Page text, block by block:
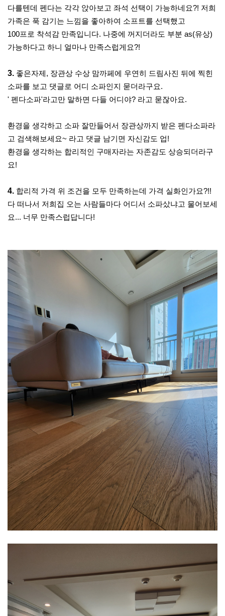
다를텐데 펜다는 각각 앉아보고 좌석 선택이 가능하네요?! 저희
가족은 푹 감기는 느낌을 좋아하여 소프트를 선택했고
100프로 착석감 만족입니다. 나중에 꺼지더라도 부분 as(유상)
가능하다고 하니 얼마나 만족스럽게요?!
3. 좋은자제 , 장관상 수상 맘까페에 우연히 드림사진 뒤에 찍힌
소파를 보고 댓글로 어디 소파인지 묻더라구요.
' 펜다소파'라고만 말하면 다들 어디야? 라고 묻잖아요.
환경을 생각하고 소파 잘만들어서 장관상까지 받은 펜다소파라
고 검색해보세요~ 라고 댓글 남기면 자신감도 업!
환경을 생각하는 합리적인 구매자라는 자존감도 상승되더라구
요!
4. 합리적 가격 위 조건을 모두 만족하는데 가격 실화인가요?!!
다 떠나서 저희집 오는 사람들마다 어디서 소파샀냐고 물어보세
요... 너무 만족스럽답니다!